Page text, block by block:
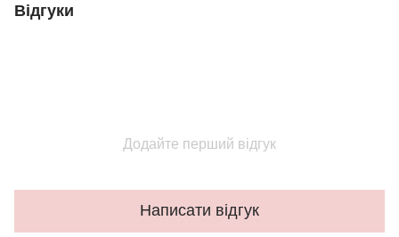
Відгуки
Додайте перший відгук
Написати відгук